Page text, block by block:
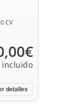
CV
detalles